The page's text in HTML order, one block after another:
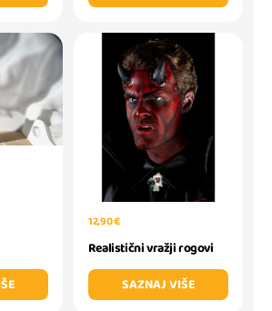
12,90 €
Realistični vražji rogovi
SAZNAJ VIŠE